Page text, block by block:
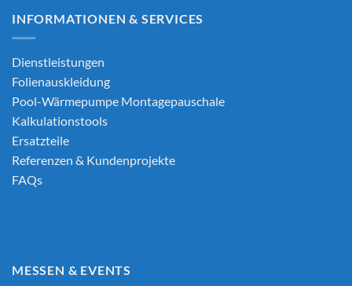
INFORMATIONEN & SERVICES
Dienstleistungen
Folienauskleidung
Pool-Wärmepumpe Montagepauschale
Kalkulationstools
Ersatzteile
Referenzen & Kundenprojekte
FAQs
MESSEN & EVENTS